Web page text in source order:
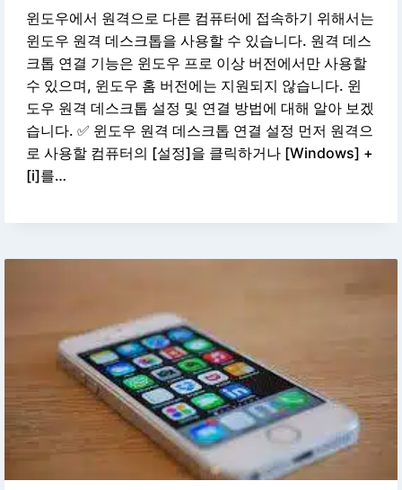
윈도우에서 원격으로 다른 컴퓨터에 접속하기 위해서는
윈도우 원격 데스크톱을 사용할 수 있습니다. 원격 데스
크톱 연결 기능은 윈도우 프로 이상 버전에서만 사용할
수 있으며, 윈도우 홈 버전에는 지원되지 않습니다. 윈
도우 원격 데스크톱 설정 및 연결 방법에 대해 알아 보겠
습니다. ✅ 윈도우 원격 데스크톱 연결 설정 먼저 원격으
로 사용할 컴퓨터의 [설정]을 클릭하거나 [Windows] +
[i]를…